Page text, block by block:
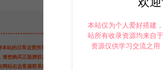
©版权免责声明
站的日常运营所需。
您购买正版授权并合法使用。
站右边客服联系我们。将会第一时间解决！
本站仅为个人爱好搭建
站所有收录资源均来自
资源仅供学习交流之